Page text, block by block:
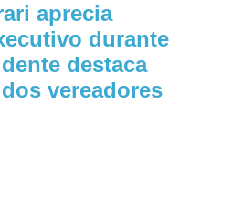
aprecia
durante
destaca
vereadores